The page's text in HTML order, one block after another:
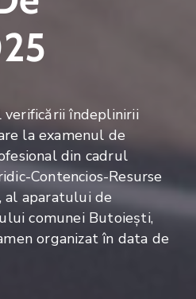
îndeplinirii
la examenul de
din cadrul
Contencios-Resurse
al aparatului de
comunei Butoiești,
organizat în data de